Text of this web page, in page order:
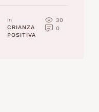
in
CRIANZA
POSITIVA
30
0